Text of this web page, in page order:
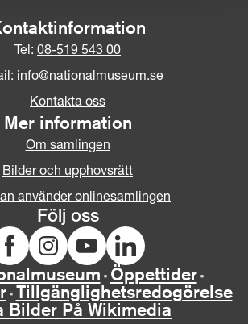
Tel: 08-519 543 00
info@nationalmuseum.se
Kontakta oss
Mer information
Om samlingen
Bilder och upphovsrätt
använder onlinesamlingen
Följ oss
Öppettider
Tillgänglighetsredogörelse
Bilder På Wikimedia